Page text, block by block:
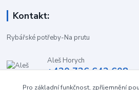
Kontakt:
Rybářské potřeby-Na prutu
Aleš Horych
+420 736 642 608
Pro základní funkčnost, zpříjemnění